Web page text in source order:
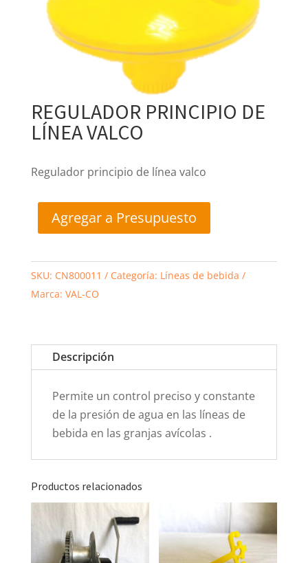
REGULADOR PRINCIPIO DE
LÍNEA VALCO
Regulador principio de línea valco
Agregar a Presupuesto
SKU: CN800011 Categoría: Líneas de bebida
Marca: VAL-CO
Descripción
Permite un control preciso y constante
de la presión de agua en las líneas de
bebida en las granjas avícolas .
Productos relacionados